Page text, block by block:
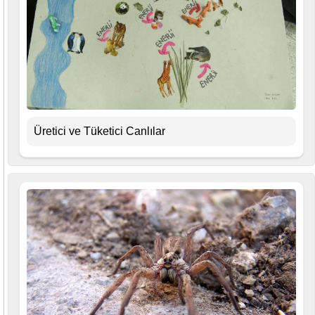
Üretici ve Tüketici Canlılar